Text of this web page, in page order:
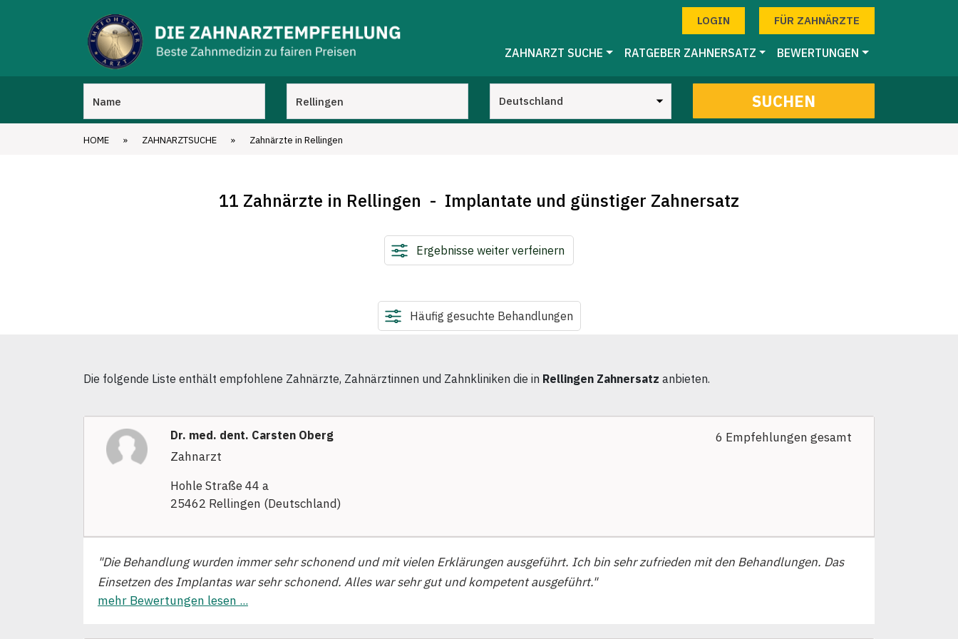
LOGIN FÜR ZAHNÄRZTE
ZAHNARZT SUCHE RATGEBER ZAHNERSATZ BEWERTUNGEN
SUCHEN
HOME » ZAHNARZTSUCHE » Zahnärzte in Rellingen
11 Zahnärzte in Rellingen - Implantate und günstiger Zahnersatz
Ergebnisse weiter verfeinern
Häufig gesuchte Behandlungen
Die folgende Liste enthält empfohlene Zahnärzte, Zahnärztinnen und Zahnkliniken die in Rellingen Zahnersatz anbieten.
Dr. med. dent. Carsten Oberg
Zahnarzt
Hohle Straße 44 a
25462 Rellingen (Deutschland)
6 Empfehlungen gesamt
"Die Behandlung wurden immer sehr schonend und mit vielen Erklärungen ausgeführt. Ich bin sehr zufrieden mit den Behandlungen. Das
Einsetzen des Implantas war sehr schonend. Alles war sehr gut und kompetent ausgeführt."
mehr Bewertungen lesen ...